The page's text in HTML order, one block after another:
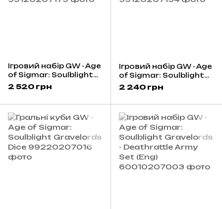
Ігровий набір GW - Age
of Sigmar: Soulblight
Gravelords - Barrow
2 520 грн
Ігровий набір GW - Age
of Sigmar: Soulblight
Gravelords -
Manifestations
2 240 грн